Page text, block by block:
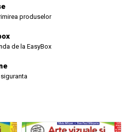
produselor
de la EasyBox